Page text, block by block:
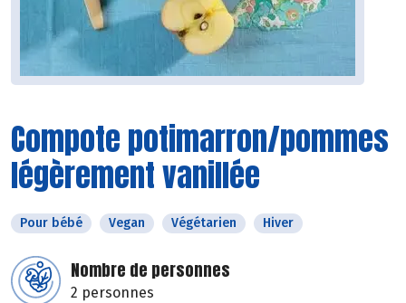
Compote potimarron/pommes
légèrement vanillée
Pour bébé Vegan Végétarien Hiver
Nombre de personnes
2 personnes